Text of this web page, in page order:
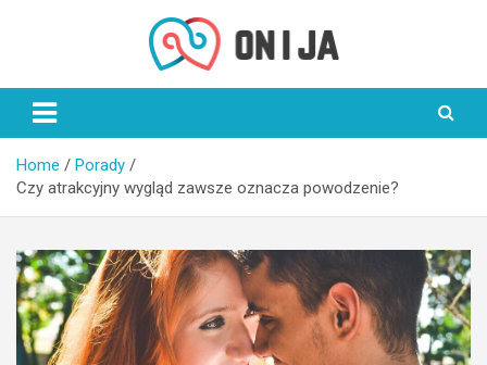
On i Ja
Home
Porady
Czy atrakcyjny wygląd zawsze oznacza powodzenie?